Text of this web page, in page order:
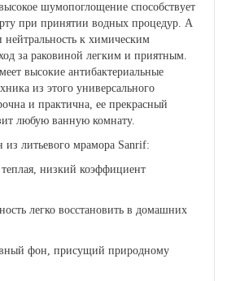
шумопоглощение способствует
при принятии водных процедур. А
нейтральность к химическим
за раковиной легким и приятным.
высокие антибактериальные
из этого универсального
и практична, ее прекрасный
любую ванную комнату.
из литьевого мрамора Sanrif:
низкий коэффициент
легко восстановить в домашних
фон, присущий природному